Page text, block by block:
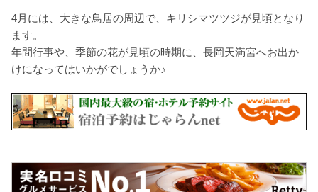
4月には、大きな鳥居の周辺で、キリシマツツジが見頃となり
ます。
年間行事や、季節の花が見頃の時期に、長岡天満宮へお出か
けになってはいかがでしょうか♪